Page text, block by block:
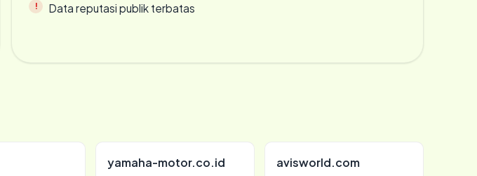
Data reputasi publik terbatas
yamaha-motor.co.id avisworld.com